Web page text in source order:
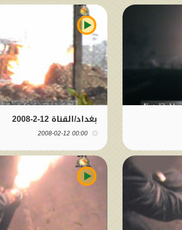
بغداد/القناة 12-2-2008
00:00 2008-02-12